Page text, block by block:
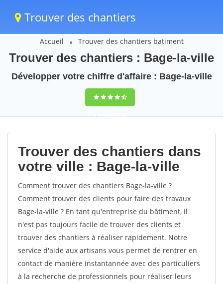
Trouver des chantiers
Accueil Trouver des chantiers batiment
Trouver des chantiers : Bage-la-ville
Développer votre chiffre d'affaire : Bage-la-ville
9,5(100%)46
votes
Trouver des chantiers dans
votre ville : Bage-la-ville
Comment trouver des chantiers Bage-la-ville ?
Comment trouver des clients pour faire des travaux
Bage-la-ville ? En tant qu'entreprise du bâtiment, il
n'est pas toujours facile de trouver des clients et
trouver des chantiers à réaliser rapidement. Notre
service d'aide aux artisans vous permet de rentrer en
contact de manière instantannée avec des particuliers
à la recherche de professionnels pour réaliser leurs